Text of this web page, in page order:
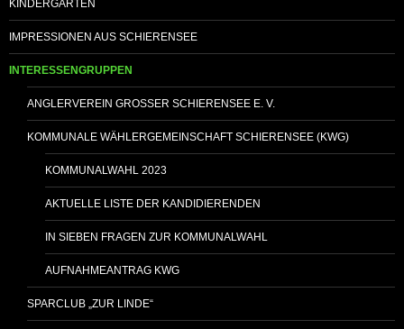
KINDERGARTEN
IMPRESSIONEN AUS SCHIERENSEE
INTERESSENGRUPPEN
ANGLERVEREIN GROSSER SCHIERENSEE E. V.
KOMMUNALE WÄHLERGEMEINSCHAFT SCHIERENSEE (KWG)
KOMMUNALWAHL 2023
AKTUELLE LISTE DER KANDIDIERENDEN
IN SIEBEN FRAGEN ZUR KOMMUNALWAHL
AUFNAHMEANTRAG KWG
SPARCLUB „ZUR LINDE“